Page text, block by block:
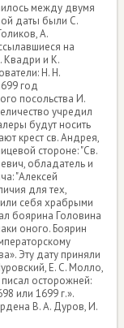
между двумя
даты были С.
А.
на
Квадри и К.
Н. Н.
год
посольства И.
учредил
будут носить
крест св. Андрея,
стороне: "Св.
обладатель и
"Алексей
для тех,
себя храбрыми
боярина Головина
оного. Боярин
Эту дату приняли
Е. С. Молло,
осторожней:
или 1699 г.».
В. А. Дуров, И.